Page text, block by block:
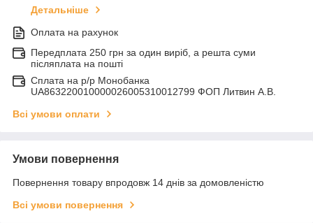
Детальніше
Оплата на рахунок
Передплата 250 грн за один виріб, а решта суми
післяплата на пошті
Сплата на р/р Монобанка
UA863220010000026005310012799 ФОП Литвин А.В.
Всі умови оплати
Умови повернення
Повернення товару впродовж 14 днів за домовленістю
Всі умови повернення